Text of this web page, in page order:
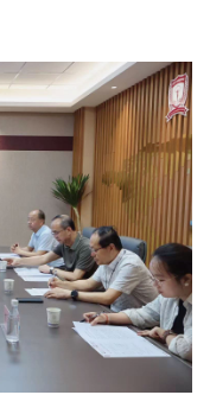
继续教育 重点学科